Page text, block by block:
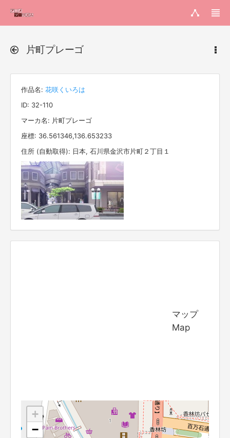
片町プレーゴ
作品名: 花咲くいろは
ID: 32-110
マーカ名: 片町プレーゴ
座標: 36.561346,136.653233
住所 (自動取得): 日本, 石川県金沢市片町２丁目１
マップ
Map
+
−